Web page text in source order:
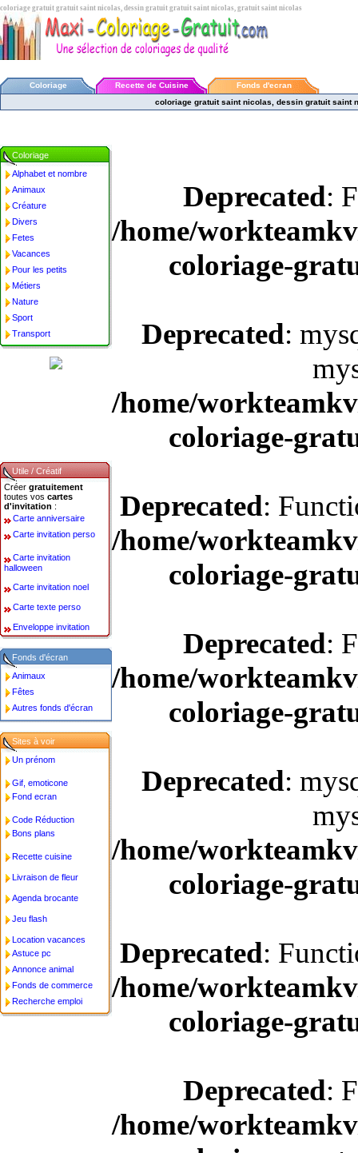
coloriage gratuit gratuit saint nicolas, dessin gratuit gratuit saint nicolas, gratuit saint nicolas
Coloriage Recette de Cuisine
Fonds d'ecran
coloriage gratuit saint nicolas, dessin gratuit saint
Deprecated:
/home/
coloriage-
Deprecated:
/home/
coloriage-
Deprecated:
/home/
coloriage-
Deprecated:
/home/
coloriage-
Deprecated:
/home/
coloriage-
Deprecated:
/home/
coloriage-
Deprecated:
/home/
Coloriage
Alphabet et nombre
Animaux
Créature
Divers
Fetes
Vacances
Pour les petits
Métiers
Nature
Sport
Transport
Utile / Créatif
Créer gratuitement
toutes vos cartes
d'invitation :
Carte anniversaire
Carte invitation perso
Carte invitation
halloween
Carte invitation noel
Carte texte perso
Enveloppe invitation
Fonds d'écran
Animaux
Fêtes
Autres fonds d'écran
Sites à voir
Un prénom
Gif, emoticone
Fond ecran
Code Réduction
Bons plans
Recette cuisine
Livraison de fleur
Agenda brocante
Jeu flash
Location vacances
Astuce pc
Annonce animal
Fonds de commerce
Recherche emploi